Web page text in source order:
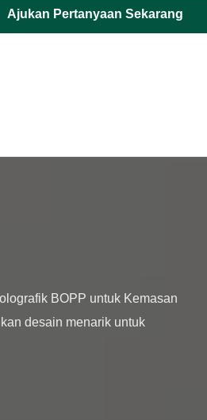
Ajukan Pertanyaan Sekarang
desain menarik untuk